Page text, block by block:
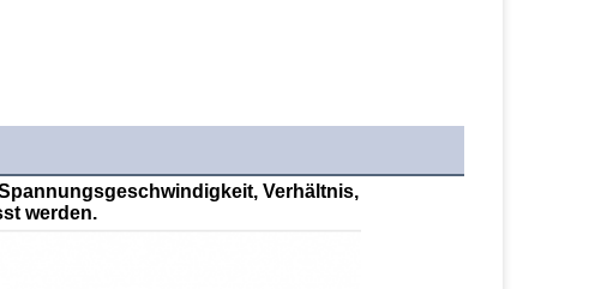
Verhältnis,
werden.